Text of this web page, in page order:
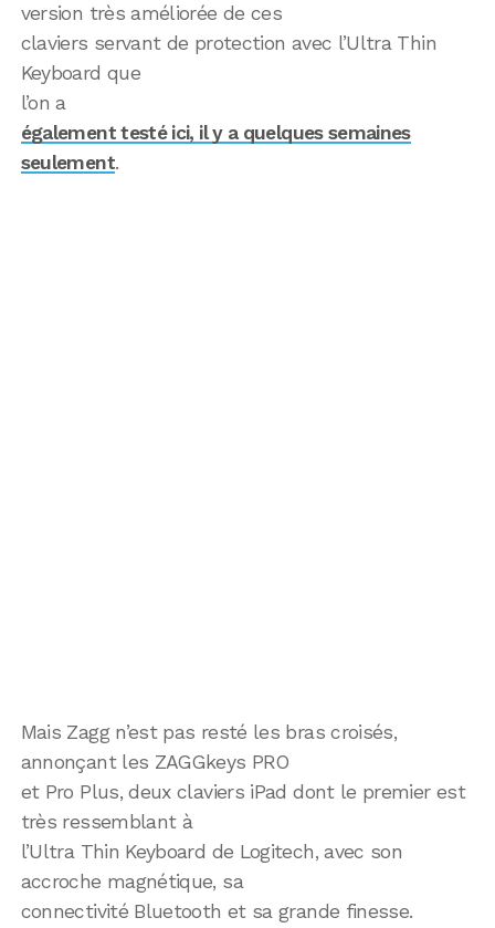
version très améliorée de ces
claviers servant de protection avec l’Ultra Thin
Keyboard que
l’on a
également testé ici, il y a quelques semaines
seulement.
Mais Zagg n’est pas resté les bras croisés,
annonçant les ZAGGkeys PRO
et Pro Plus, deux claviers iPad dont le premier est
très ressemblant à
l’Ultra Thin Keyboard de Logitech, avec son
accroche magnétique, sa
connectivité Bluetooth et sa grande finesse.